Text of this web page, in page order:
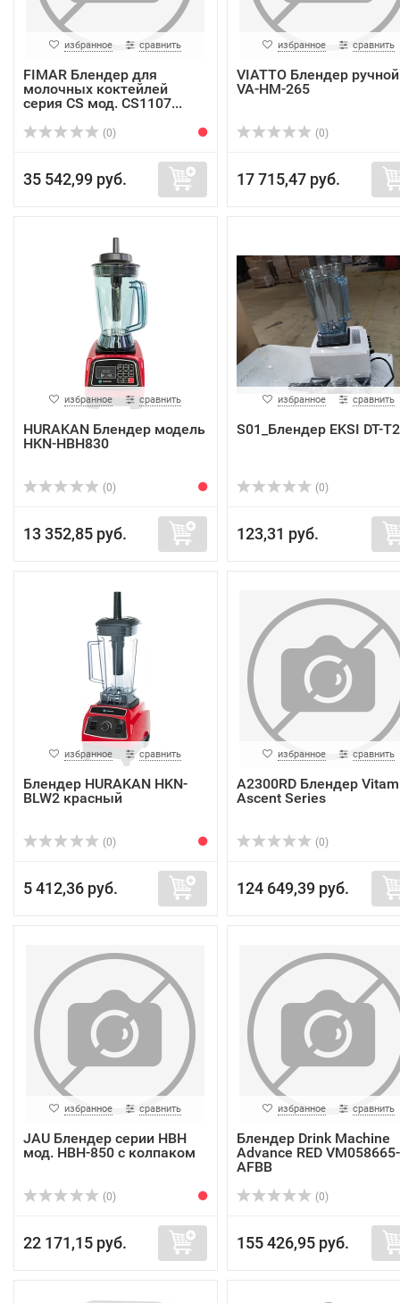
избранное сравнить
FIMAR Блендер для
молочных коктейлей
серия CS мод. CS1107...
(0)
35 542,99 руб.
избранное сравнить
VIATTO Блендер ручной
VA-HM-265
(0)
17 715,47 руб.
избранное сравнить
HURAKAN Блендер модель
HKN-HBH830
(0)
13 352,85 руб.
избранное сравнить
S01_Блендер EKSI DT-
(0)
123,31 руб.
избранное сравнить
Блендер HURAKAN HKN-
BLW2 красный
(0)
5 412,36 руб.
избранное сравнить
A2300RD Блендер
Ascent Series
(0)
124 649,39 руб.
избранное сравнить
JAU Блендер серии HBH
мод. HBH-850 с колпаком
(0)
22 171,15 руб.
избранное сравнить
Блендер Drink Machine
Advance RED VM058665-
AFBB
(0)
155 426,95 руб.